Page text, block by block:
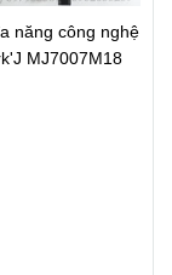
năng công nghệ
MJ7007M18